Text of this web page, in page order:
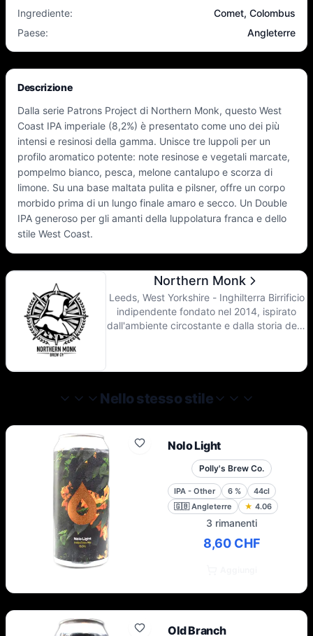
Ingrediente:
Comet, Colombus
Paese: Angleterre
Descrizione
Dalla serie Patrons Project di Northern Monk, questo West
Coast IPA imperiale (8,2%) è presentato come uno dei più
intensi e resinosi della gamma. Unisce tre luppoli per un
profilo aromatico potente: note resinose e vegetali marcate,
pompelmo bianco, pesca, melone cantalupo e scorza di
limone. Su una base maltata pulita e pilsner, offre un corpo
morbido prima di un lungo finale amaro e secco. Un Double
IPA generoso per gli amanti della luppolatura franca e dello
stile West Coast.
Northern Monk
Leeds, West Yorkshire - Inghilterra Birrificio
indipendente fondato nel 2014, ispirato
dall'ambiente circostante e dalla storia della
impegna a creare birre di altissima qualità,
della produzione monastica con un
tecniche. Oggi, nel Nord, portano la
fiaccola di tutta la birra che è stata e di
tutta la birra che può essere.
Nello stesso stile
Nolo Light
Polly's Brew Co.
IPA - Other 6 %
44cl
🇬🇧 Angleterre ★ 4.06
3 rimanenti
8,60 CHF
Old Branch